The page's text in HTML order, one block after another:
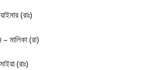
(রাঃ)
– মালিকা (রা)
(রাঃ)